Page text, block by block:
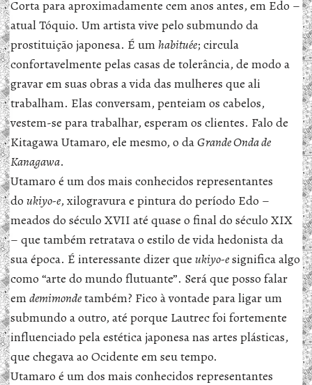
Corta para aproximadamente cem anos antes, em Edo –
atual Tóquio. Um artista vive pelo submundo da
prostituição japonesa. É um habituée; circula
confortavelmente pelas casas de tolerância, de modo a
gravar em suas obras a vida das mulheres que ali
trabalham. Elas conversam, penteiam os cabelos,
vestem-se para trabalhar, esperam os clientes. Falo de
Kitagawa Utamaro, ele mesmo, o daGrande Onda de
Kanagawa.
Utamaro é um dos mais conhecidos representantes
do ukiyo-e, xilogravura e pintura do período Edo –
meados do século XVII até quase o final do século XIX
– que também retratava o estilo de vida hedonista da
sua época. É interessante dizer que ukiyo-esignifica algo
como “arte do mundo flutuante”. Será que posso falar
emdemimondetambém? Fico à vontade para ligar um
submundo a outro, até porque Lautrec foi fortemente
influenciado pela estética japonesa nas artes plásticas,
que chegava ao Ocidente em seu tempo.
Utamaro é um dos mais conhecidos representantes